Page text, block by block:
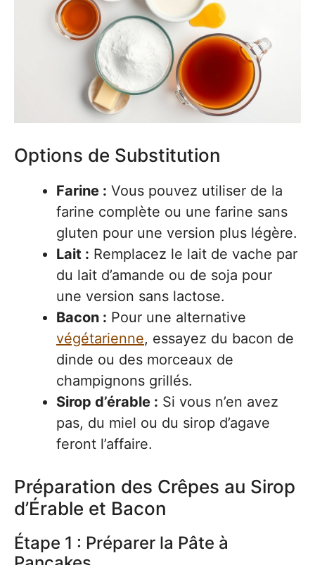
Options de Substitution
Farine : Vous pouvez utiliser de la
farine complète ou une farine sans
gluten pour une version plus légère.
Lait : Remplacez le lait de vache par
du lait d’amande ou de soja pour
une version sans lactose.
Bacon : Pour une alternative
végétarienne, essayez du bacon de
dinde ou des morceaux de
champignons grillés.
Sirop d’érable : Si vous n’en avez
pas, du miel ou du sirop d’agave
feront l’affaire.
Préparation des Crêpes au Sirop
d’Érable et Bacon
Étape 1 : Préparer la Pâte à